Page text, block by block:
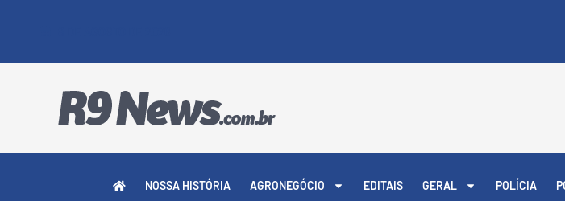
NOSSA HISTÓRIA AGRONEGÓCIO EDITAIS GERAL POLÍCIA